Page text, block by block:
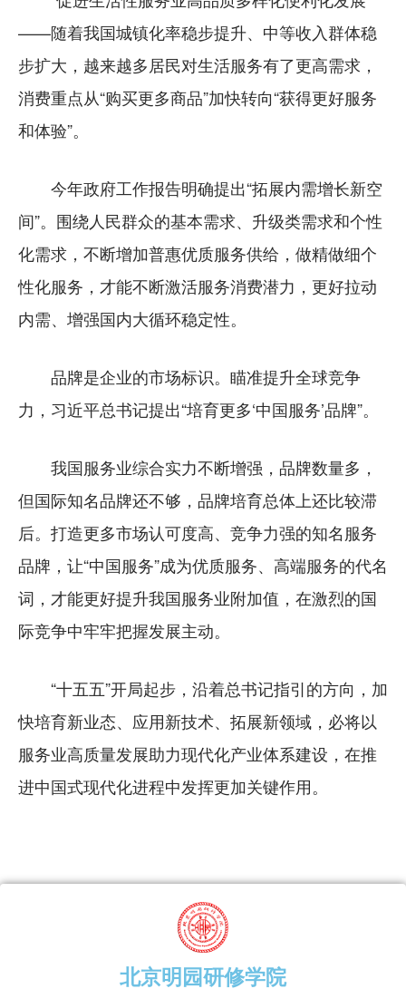
——随着我国城镇化率稳步提升、中等收入群体稳
步扩大，越来越多居民对生活服务有了更高需求，
消费重点从“购买更多商品”加快转向“获得更好服务
和体验”。
今年政府工作报告明确提出“拓展内需增长新空
间”。围绕人民群众的基本需求、升级类需求和个性
化需求，不断增加普惠优质服务供给，做精做细个
性化服务，才能不断激活服务消费潜力，更好拉动
内需、增强国内大循环稳定性。
品牌是企业的市场标识。瞄准提升全球竞争
力，习近平总书记提出“培育更多‘中国服务’品牌”。
我国服务业综合实力不断增强，品牌数量多，
但国际知名品牌还不够，品牌培育总体上还比较滞
后。打造更多市场认可度高、竞争力强的知名服务
品牌，让“中国服务”成为优质服务、高端服务的代名
词，才能更好提升我国服务业附加值，在激烈的国
际竞争中牢牢把握发展主动。
“十五五”开局起步，沿着总书记指引的方向，加
快培育新业态、应用新技术、拓展新领域，必将以
服务业高质量发展助力现代化产业体系建设，在推
进中国式现代化进程中发挥更加关键作用。
北京明园研修学院